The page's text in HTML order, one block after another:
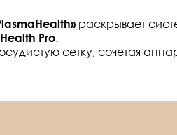
раскрывает
Pro.
сетку, сочетая